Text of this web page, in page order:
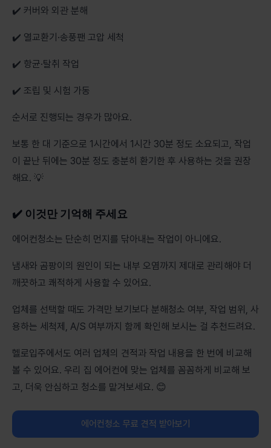
✔️ 커버와 외관 분해
✔️ 열교환기·송풍팬 고압 세척
✔️ 항균·탈취 작업
✔️ 조립 및 시험 가동
순서로 진행되는 경우가 많아요.
보통 한 대 기준으로 1시간에서 1시간 30분 정도 소요되고, 작업
이 끝난 뒤에는 30분 정도 충분히 환기한 후 사용하는 것을 권장
해요. 💡
✔️ 이것만 기억해 주세요
에어컨청소는 단순히 먼지를 닦아내는 작업이 아니에요.
냄새와 곰팡이의 원인이 되는 내부 오염까지 제대로 관리해야 더
깨끗하고 쾌적하게 사용할 수 있어요.
업체를 선택할 때도 가격만 보기보다 분해청소 여부, 작업 범위, 사
용하는 세척제, A/S 여부까지 함께 확인해 보시는 걸 추천드려요.
헬로입주에서도 여러 업체의 견적과 작업 내용을 한 번에 비교해
볼 수 있어요. 우리 집 에어컨에 맞는 업체를 꼼꼼하게 비교해 보
고, 더욱 안심하고 청소를 맡겨보세요. 😊
에어컨청소 무료 견적 받아보기